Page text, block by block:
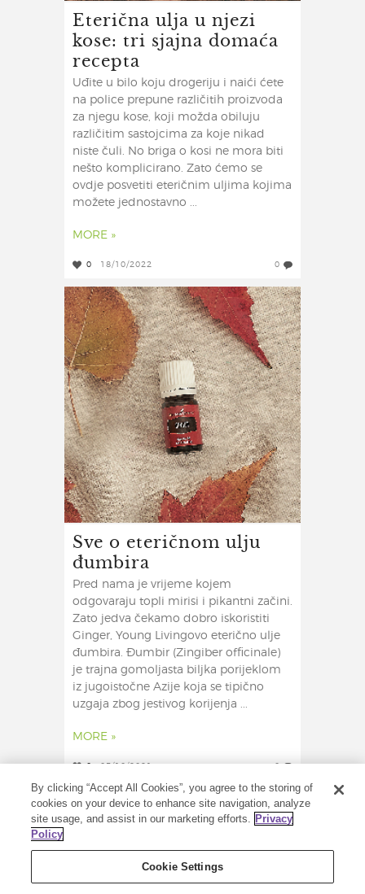
Eterična ulja u njezi
kose: tri sjajna domaća
recepta
Uđite u bilo koju drogeriju i naići ćete
na police prepune različitih proizvoda
za njegu kose, koji možda obiluju
različitim sastojcima za koje nikad
niste čuli. No briga o kosi ne mora biti
nešto komplicirano. Zato ćemo se
ovdje posvetiti eteričnim uljima kojima
možete jednostavno ...
MORE »
0 18/10/2022 0
Sve o eteričnom ulju
đumbira
Pred nama je vrijeme kojem
odgovaraju topli mirisi i pikantni začini.
Zato jedva čekamo dobro iskoristiti
Ginger, Young Livingovo eterično ulje
đumbira. Đumbir (Zingiber officinale)
je trajna gomoljasta biljka porijeklom
iz jugoistočne Azije koja se tipično
uzgaja zbog jestivog korijenja ...
MORE »
0 05/10/2021 0
By clicking “Accept All Cookies”, you agree to the storing of
cookies on your device to enhance site navigation, analyze
site usage, and assist in our marketing efforts. Privacy
Policy
Cookie Settings